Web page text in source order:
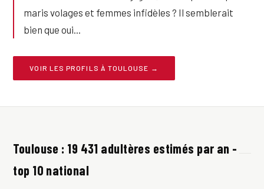
maris volages et femmes infidèles ? Il semblerait
bien que oui...
VOIR LES PROFILS À TOULOUSE →
Toulouse : 19 431 adultères estimés par an -
top 10 national